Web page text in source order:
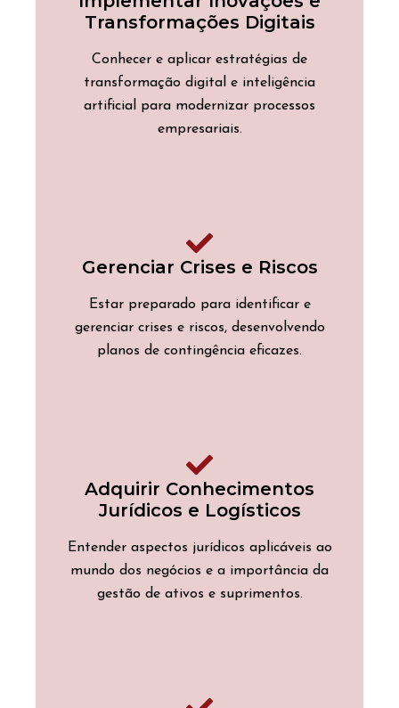
Transformações Digitais
Conhecer e aplicar estratégias de
transformação digital e inteligência
artificial para modernizar processos
empresariais.
Gerenciar Crises e Riscos
Estar preparado para identificar e
gerenciar crises e riscos, desenvolvendo
planos de contingência eficazes.
Adquirir Conhecimentos
Jurídicos e Logísticos
Entender aspectos jurídicos aplicáveis ao
mundo dos negócios e a importância da
gestão de ativos e suprimentos.